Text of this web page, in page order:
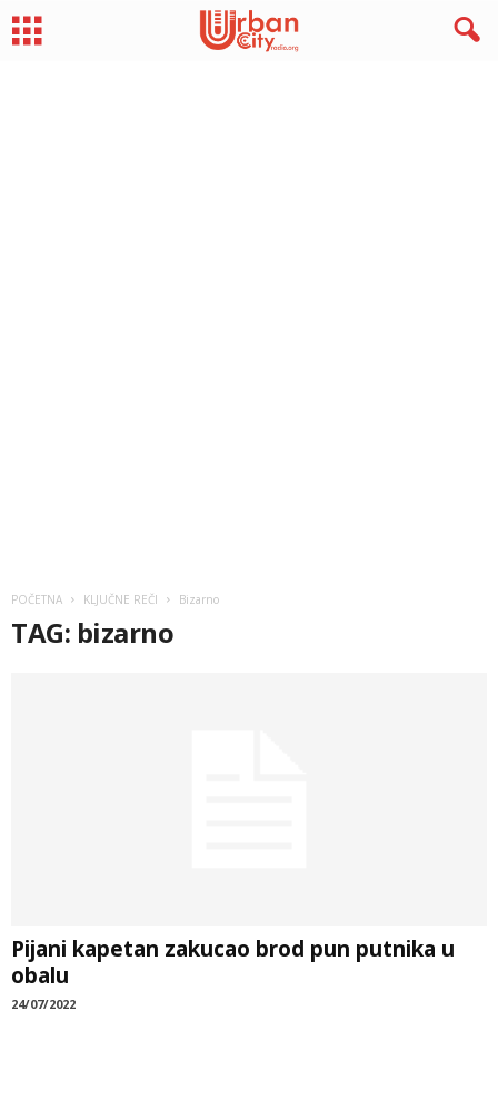
POČETNA KLJUČNE REČI Bizarno
TAG: bizarno
Pijani kapetan zakucao brod pun putnika u
obalu
24/07/2022